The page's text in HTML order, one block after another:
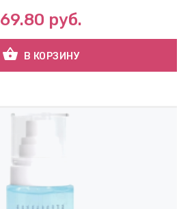
69.80 руб.
shopping_basket В КОРЗИНУ